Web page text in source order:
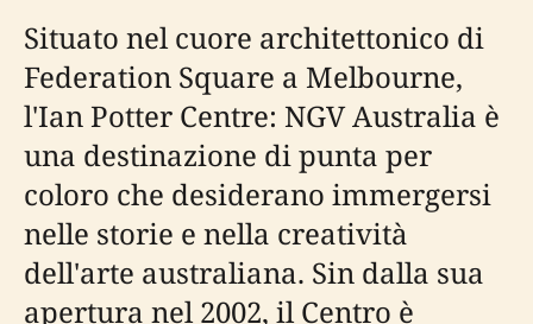
Situato nel cuore architettonico di
Federation Square a Melbourne,
l'Ian Potter Centre: NGV Australia è
una destinazione di punta per
coloro che desiderano immergersi
nelle storie e nella creatività
dell'arte australiana. Sin dalla sua
apertura nel 2002, il Centro è